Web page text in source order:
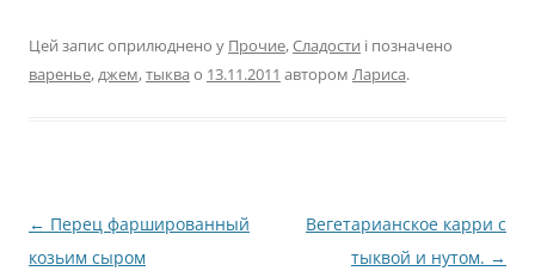
Цей запис оприлюднено у Прочие,Сладости і позначено
варенье,джем,тыква о 13.11.2011 автором Лариса.
Навігація
по
← Перец фаршированный
козьим сыром
Вегетарианское карри с
тыквой и нутом. →